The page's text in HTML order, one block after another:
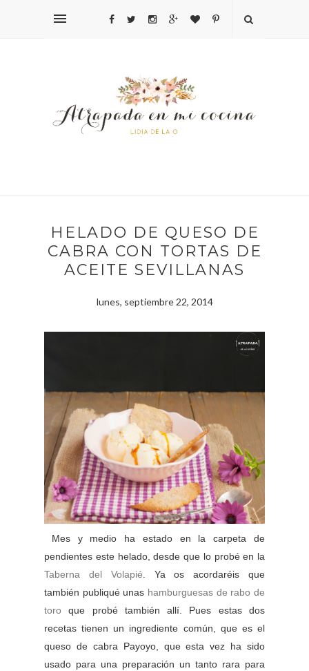
HELADO DE QUESO DE
CABRA CON TORTAS DE
ACEITE SEVILLANAS
lunes, septiembre 22, 2014
Mes y medio ha estado en la carpeta de
pendientes este helado, desde que lo probé en la
Taberna del Volapié. Ya os acordaréis que
también publiqué unas hamburguesas de rabo de
toro que probé también allí. Pues estas dos
recetas tienen un ingrediente común, que es el
queso de cabra Payoyo, que esta vez ha sido
usado para una preparación un tanto rara para